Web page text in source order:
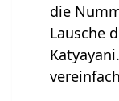
die
Lausche